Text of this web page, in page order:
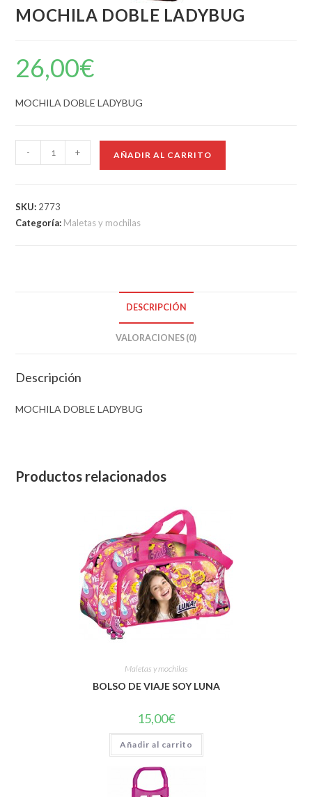
MOCHILA DOBLE LADYBUG
26,00€
MOCHILA DOBLE LADYBUG
- + AÑADIR AL CARRITO
SKU: 2773
Categoría: Maletas y mochilas
DESCRIPCIÓN
VALORACIONES (0)
Descripción
MOCHILA DOBLE LADYBUG
Productos relacionados
Maletas y mochilas
BOLSO DE VIAJE SOY LUNA
15,00€
Añadir al carrito